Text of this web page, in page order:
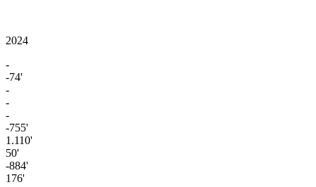
2024
-
-74'
-
-
-
-755'
1.110'
50'
-884'
176'